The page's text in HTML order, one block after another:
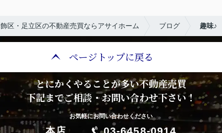
区・足立区の不動産売買ならアサイホーム ブログ 趣味♪
ページトップに戻る
とにかくやることが多い不動産売買
下記までご相談・お問い合わせ下さい！
お気軽にお問い合わせください
本店